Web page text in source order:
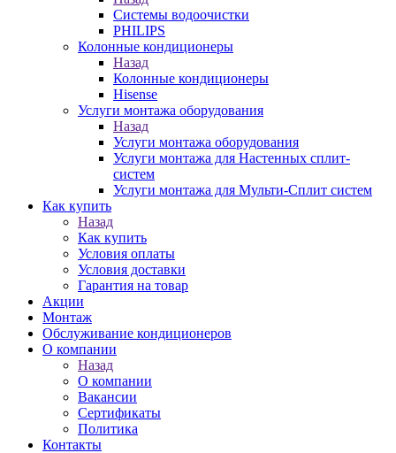
Системы водоочистки
PHILIPS
Колонные кондиционеры
Назад
Колонные кондиционеры
Hisense
Услуги монтажа оборудования
Назад
Услуги монтажа оборудования
Услуги монтажа для Настенных сплит-
систем
Услуги монтажа для Мульти-Сплит систем
Как купить
Назад
Как купить
Условия оплаты
Условия доставки
Гарантия на товар
Акции
Монтаж
Обслуживание кондиционеров
О компании
Назад
О компании
Вакансии
Сертификаты
Политика
Контакты